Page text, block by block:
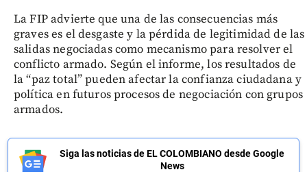
La FIP advierte que una de las consecuencias más
graves es el desgaste y la pérdida de legitimidad de las
salidas negociadas como mecanismo para resolver el
conflicto armado. Según el informe, los resultados de
la “paz total” pueden afectar la confianza ciudadana y
política en futuros procesos de negociación con grupos
armados.
Siga las noticias de EL COLOMBIANO desde Google
News